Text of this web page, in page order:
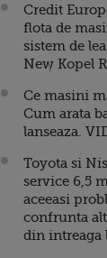
Credit
flota de
sistem de
New Kopel
Ce masini
Cum arata
lanseaza.
Toyota si
service 6,5
aceeasi
confrunta
din intreaga